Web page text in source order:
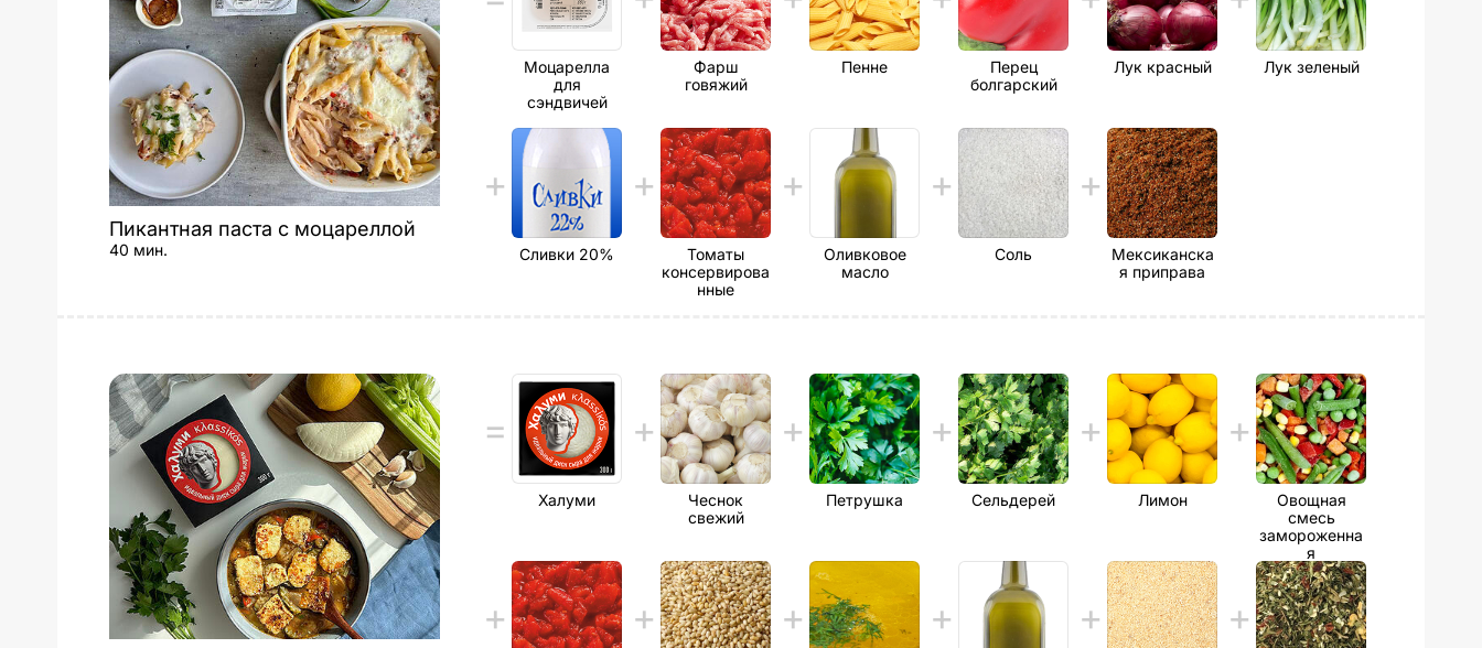
Пикантная паста с моцареллой
40 мин.
Моцарелла
для
сэндвичей
Фарш
говяжий
Пенне
Перец
болгарский
Лук красный Лук зеленый
Сливки 20%
Томаты
консервирова
нные
Оливковое
масло
Соль
Мексиканска
я приправа
Халуми
Чеснок
свежий
Петрушка Сельдерей Лимон
Овощная
смесь
замороженна
я